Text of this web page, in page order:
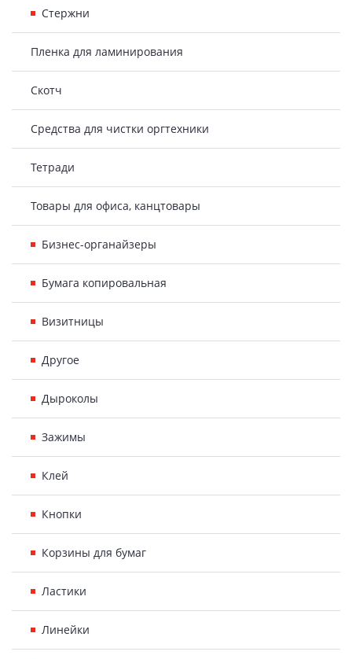
Стержни
Пленка для ламинирования
Скотч
Средства для чистки оргтехники
Тетради
Товары для офиса, канцтовары
Бизнес-органайзеры
Бумага копировальная
Визитницы
Другое
Дыроколы
Зажимы
Клей
Кнопки
Корзины для бумаг
Ластики
Линейки